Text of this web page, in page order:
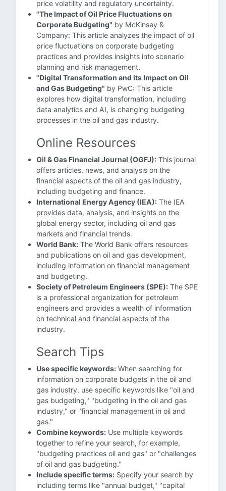
price volatility and regulatory uncertainty.
"The Impact of Oil Price Fluctuations on
Corporate Budgeting" by McKinsey &
Company: This article analyzes the impact of oil
price fluctuations on corporate budgeting
practices and provides insights into scenario
planning and risk management.
"Digital Transformation and its Impact on Oil
and Gas Budgeting" by PwC: This article
explores how digital transformation, including
data analytics and AI, is changing budgeting
processes in the oil and gas industry.
Online Resources
Oil & Gas Financial Journal (OGFJ): This journal
offers articles, news, and analysis on the
financial aspects of the oil and gas industry,
including budgeting and finance.
International Energy Agency (IEA): The IEA
provides data, analysis, and insights on the
global energy sector, including oil and gas
markets and financial trends.
World Bank: The World Bank offers resources
and publications on oil and gas development,
including information on financial management
and budgeting.
Society of Petroleum Engineers (SPE): The SPE
is a professional organization for petroleum
engineers and provides a wealth of information
on technical and financial aspects of the
industry.
Search Tips
Use specific keywords: When searching for
information on corporate budgets in the oil and
gas industry, use specific keywords like "oil and
gas budgeting," "budgeting in the oil and gas
industry," or "financial management in oil and
gas."
Combine keywords: Use multiple keywords
together to refine your search, for example,
"budgeting practices oil and gas" or "challenges
of oil and gas budgeting."
Include specific terms: Specify your search by
including terms like "annual budget," "capital